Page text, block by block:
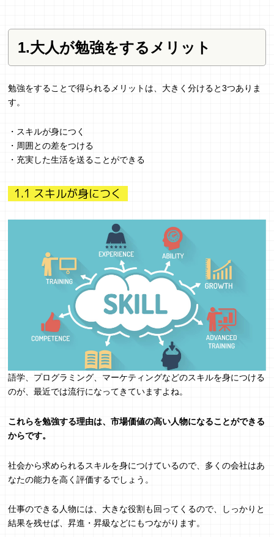
1.大人が勉強をするメリット
勉強をすることで得られるメリットは、大きく分けると3つありま
す。
・スキルが身につく
・周囲との差をつける
・充実した生活を送ることができる
1.1 スキルが身につく
語学、プログラミング、マーケティングなどのスキルを身につける
のが、最近では流行になってきていますよね。
これらを勉強する理由は、市場価値の高い人物になることができる
からです。
社会から求められるスキルを身につけているので、多くの会社はあ
なたの能力を高く評価するでしょう。
仕事のできる人物には、大きな役割も回ってくるので、しっかりと
結果を残せば、昇進・昇級などにもつながります。